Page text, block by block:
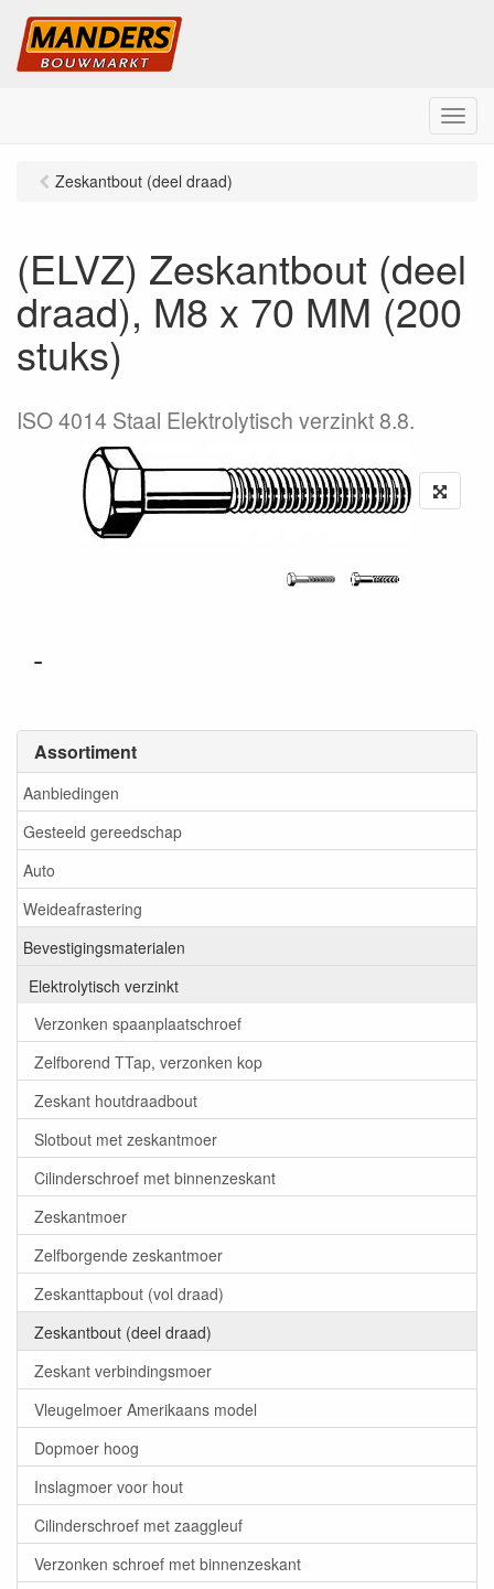
M
e
Assortiment
Aanbiedingen
Gesteeld gereedschap
Auto
Weideafrastering
Bevestigingsmaterialen
Elektrolytisch verzinkt
Verzonken spaanplaatschroef
Zelfborend TTap, verzonken kop
Zeskant houtdraadbout
Slotbout met zeskantmoer
Cilinderschroef met binnenzeskant
Zeskantmoer
Zelfborgende zeskantmoer
Zeskanttapbout (vol draad)
Zeskantbout (deel draad)
Zeskant verbindingsmoer
Vleugelmoer Amerikaans model
Dopmoer hoog
Inslagmoer voor hout
Cilinderschroef met zaaggleuf
Verzonken schroef met binnenzeskant
Zeskantbout (deel draad)
(ELVZ) Zeskantbout (deel
draad), M8 x 70 MM (200
stuks)
ISO 4014 Staal Elektrolytisch verzinkt 8.8.
-